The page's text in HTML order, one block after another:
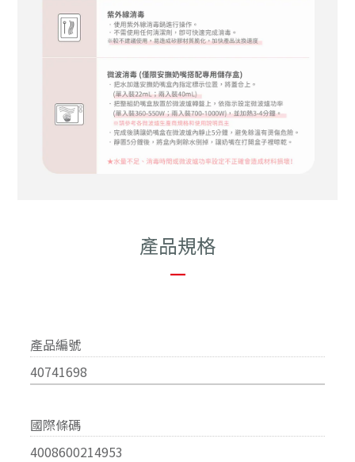
產品規格
—
產品編號
40741698
國際條碼
4008600214953